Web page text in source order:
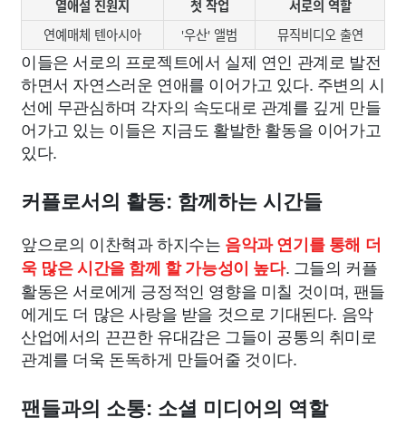
열애설 진원지 첫 작업
서로의 역할
연예매체 텐아시아
'우산' 앨범 뮤직비디오 출연
이들은 서로의 프로젝트에서 실제 연인 관계로 발전
하면서 자연스러운 연애를 이어가고 있다. 주변의 시
선에 무관심하며 각자의 속도대로 관계를 깊게 만들
어가고 있는 이들은 지금도 활발한 활동을 이어가고
있다.
커플로서의 활동: 함께하는 시간들
앞으로의 이찬혁과 하지수는 음악과 연기를 통해 더
욱 많은 시간을 함께 할 가능성이 높다. 그들의 커플
활동은 서로에게 긍정적인 영향을 미칠 것이며, 팬들
에게도 더 많은 사랑을 받을 것으로 기대된다. 음악
산업에서의 끈끈한 유대감은 그들이 공통의 취미로
관계를 더욱 돈독하게 만들어줄 것이다.
팬들과의 소통: 소셜 미디어의 역할